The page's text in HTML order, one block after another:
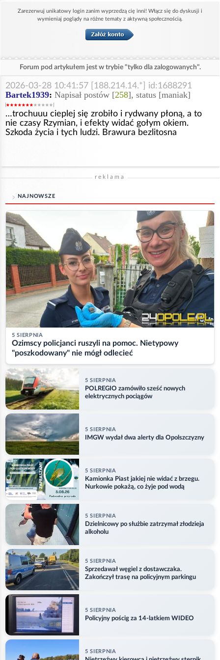
Zarezerwuj unikatowy login zanim wyprzedzą cię inni! Włącz się do dyskusji i
wymieniaj poglądy na różne tematy z aktywną społecznością.
Forum pod artykułem jest w trybie "tylko dla zalogowanych".
2026-03-28 10:41:57 [188.214.14.*] id:1688291
Bartek1939: Napisał postów [258], status [maniak]
…trochuuu cieplej się zrobiło i rydwany płoną, a to
nie czasy Rzymian, i efekty widać gołym okiem.
Szkoda życia i tych ludzi. Brawura bezlitosna
reklama
NAJNOWSZE
5 SIERPNIA
Ozimscy policjanci ruszyli na pomoc. Nietypowy
"poszkodowany" nie mógł odlecieć
5 SIERPNIA
POLREGIO zamówiło sześć nowych
elektrycznych pociągów
5 SIERPNIA
IMGW wydał dwa alerty dla Opolszczyzny
5 SIERPNIA
Kamionka Piast jakiej nie widać z brzegu.
Nurkowie pokażą, co żyje pod wodą
5 SIERPNIA
Dzielnicowy po służbie zatrzymał złodzieja
alkoholu
5 SIERPNIA
Sprzedawał węgiel z dostawczaka.
Zakończył trasę na policyjnym parkingu
5 SIERPNIA
Policyjny pościg za 14-latkiem WIDEO
5 SIERPNIA